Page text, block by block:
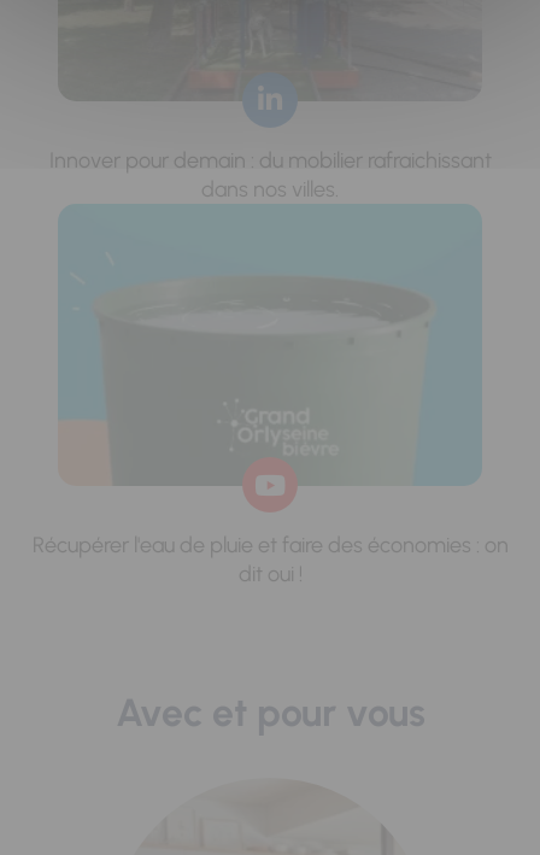
Innover pour demain : du mobilier rafraichissant
dans nos villes.
Récupérer l'eau de pluie et faire des économies : on
dit oui !
Avec et pour vous